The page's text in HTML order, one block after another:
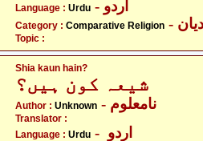
Language : Urdu - اردو
Category : Comparative Religion
Topic :
Shia kaun hain?
شیعہ کون ہیں؟
Author : Unknown - نامعلوم
Translator :
Language : Urdu